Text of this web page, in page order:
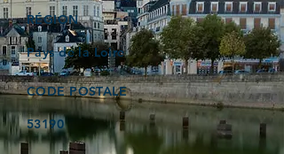
RÉGION
Pays de la Loire
CODE POSTALE
53190